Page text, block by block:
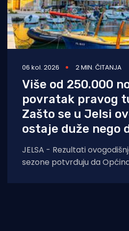
06 kol. 2026 2 MIN. ČITANJA
Više od 250.000
povratak pravog
Zašto se u Jelsi
ostaje duže nego
JELSA - Rezultati
sezone potvrđuju da